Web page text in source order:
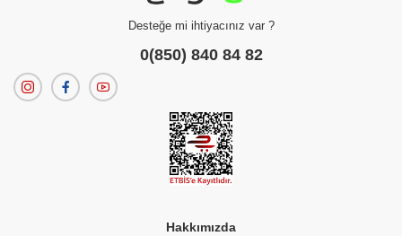
Desteğe mi ihtiyacınız var ?
0(850) 840 84 82
Hakkımızda